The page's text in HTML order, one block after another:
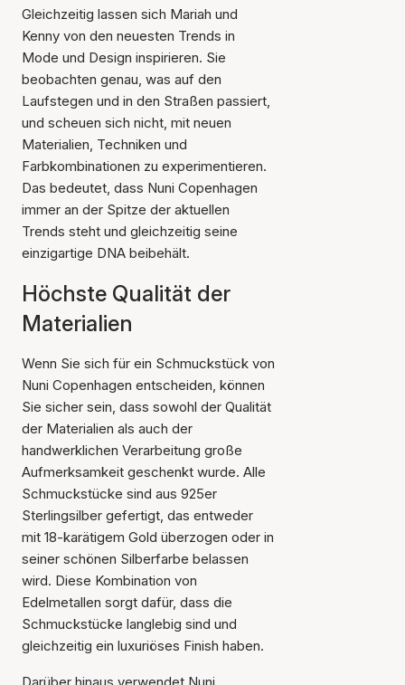
Gleichzeitig lassen sich Mariah und
Kenny von den neuesten Trends in
Mode und Design inspirieren. Sie
beobachten genau, was auf den
Laufstegen und in den Straßen passiert,
und scheuen sich nicht, mit neuen
Materialien, Techniken und
Farbkombinationen zu experimentieren.
Das bedeutet, dass Nuni Copenhagen
immer an der Spitze der aktuellen
Trends steht und gleichzeitig seine
einzigartige DNA beibehält.
Höchste Qualität der
Materialien
Wenn Sie sich für ein Schmuckstück von
Nuni Copenhagen entscheiden, können
Sie sicher sein, dass sowohl der Qualität
der Materialien als auch der
handwerklichen Verarbeitung große
Aufmerksamkeit geschenkt wurde. Alle
Schmuckstücke sind aus 925er
Sterlingsilber gefertigt, das entweder
mit 18-karätigem Gold überzogen oder in
seiner schönen Silberfarbe belassen
wird. Diese Kombination von
Edelmetallen sorgt dafür, dass die
Schmuckstücke langlebig sind und
gleichzeitig ein luxuriöses Finish haben.